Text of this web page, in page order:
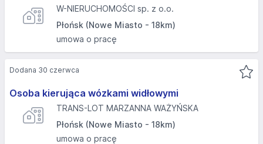
W-NIERUCHOMOŚCI sp. z o.o.
Płońsk (Nowe Miasto - 18km)
umowa o pracę
Osoba kierująca wózkami widłowymi
TRANS-LOT MARZANNA WAŻYŃSKA
Płońsk (Nowe Miasto - 18km)
umowa o pracę
Dodana 30 czerwca